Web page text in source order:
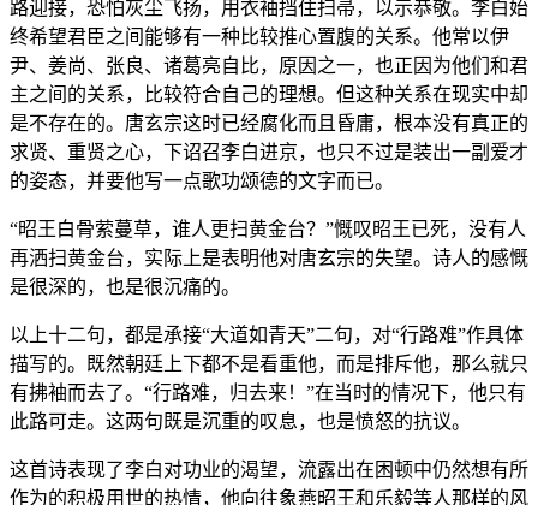
路迎接，恐怕灰尘飞扬，用衣袖挡住扫帚，以示恭敬。李白始
终希望君臣之间能够有一种比较推心置腹的关系。他常以伊
尹、姜尚、张良、诸葛亮自比，原因之一，也正因为他们和君
主之间的关系，比较符合自己的理想。但这种关系在现实中却
是不存在的。唐玄宗这时已经腐化而且昏庸，根本没有真正的
求贤、重贤之心，下诏召李白进京，也只不过是装出一副爱才
的姿态，并要他写一点歌功颂德的文字而已。
“昭王白骨萦蔓草，谁人更扫黄金台？”慨叹昭王已死，没有人
再洒扫黄金台，实际上是表明他对唐玄宗的失望。诗人的感慨
是很深的，也是很沉痛的。
以上十二句，都是承接“大道如青天”二句，对“行路难”作具体
描写的。既然朝廷上下都不是看重他，而是排斥他，那么就只
有拂袖而去了。“行路难，归去来！”在当时的情况下，他只有
此路可走。这两句既是沉重的叹息，也是愤怒的抗议。
这首诗表现了李白对功业的渴望，流露出在困顿中仍然想有所
作为的积极用世的热情，他向往象燕昭王和乐毅等人那样的风